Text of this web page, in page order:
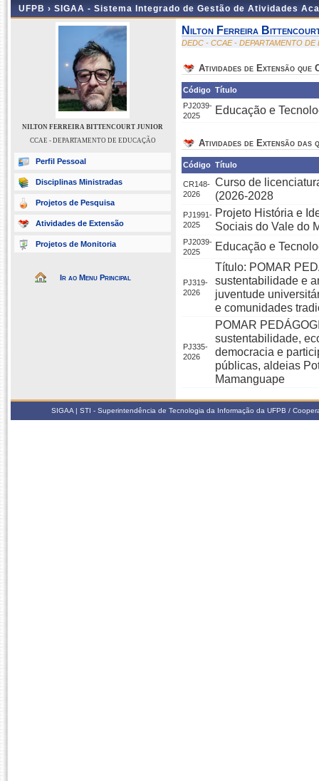
UFPB › SIGAA - Sistema Integrado de Gestão de Atividades
NILTON FERREIRA BITTENCOURT JUNIOR
CCAE - DEPARTAMENTO DE EDUCAÇÃO
Perfil Pessoal
Disciplinas Ministradas
Projetos de Pesquisa
Atividades de Extensão
Projetos de Monitoria
Ir ao Menu Principal
Nilton Ferreira
DEDC - CCAE - DEPARTAMENTO DE
Atividades de Extensão que
Código Título
PJ2039-
2025
Educação e
Atividades de Extensão das
Código Título
CR148-
2026
Curso de
(2026-2028
PJ1991-
2025
Projeto História e
Sociais do Vale do
PJ2039-
2025
Educação e
PJ319-
2026
Título: POMAR
sustentabilidade e
juventude
e comunidades
PJ335-
2026
POMAR
sustentabilidade,
democracia e
públicas, aldeias
Mamanguape
SIGAA | STI - Superintendência de Tecnologia da Informação da UFPB /